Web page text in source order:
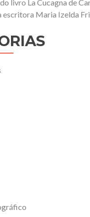
livro La Cucagna de
escritora Maria Izelda